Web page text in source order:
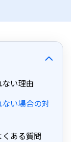
い理由
い場合の対
ある質問